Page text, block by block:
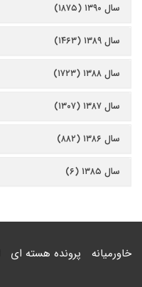
سال ۱۳۹۰ (۱۸۷۵)
سال ۱۳۸۹ (۱۴۶۳)
سال ۱۳۸۸ (۱۷۲۳)
سال ۱۳۸۷ (۱۳۰۷)
سال ۱۳۸۶ (۸۸۲)
سال ۱۳۸۵ (۶)
خاورمیانه پرونده هسته ای